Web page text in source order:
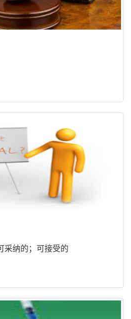
采纳的；可接受的